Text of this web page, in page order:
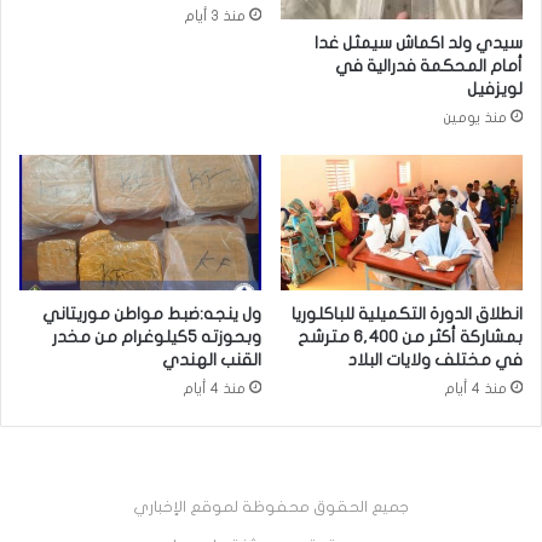
سيدي ولد اكماش سيمثل غدا
أمام المحكمة فدرالية في
لويزفيل
منذ يومين
منذ 3 أيام
انطلاق الدورة التكميلية للباكلوريا
بمشاركة أكثر من 6,400 مترشح
في مختلف ولايات البلاد
منذ 4 أيام
ول ينجه:ضبط مواطن موريتاني
وبحوزته 5كيلوغرام من مخدر
القنب الهندي
منذ 4 أيام
جميع الحقوق محفوظة لموقع الإخباري